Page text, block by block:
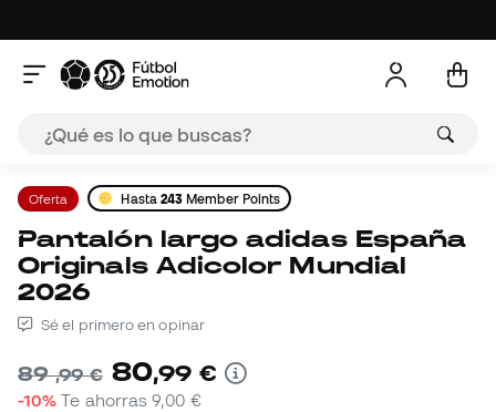
Oferta Hasta 243 Member Points
Pantalón largo adidas España
Originals Adicolor Mundial
2026
Sé el primero en opinar
89,99 € 80,99 €
-10% Te ahorras9,00 €